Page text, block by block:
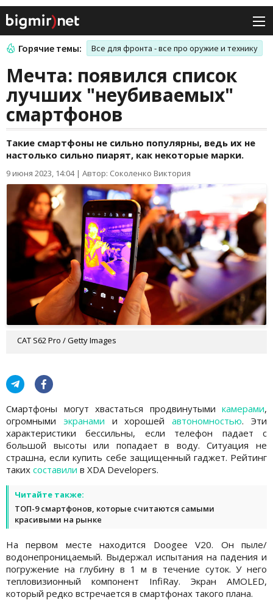
Горячие темы: Все для фронта - все про оружие и технику
Мечта: появился список
лучших "неубиваемых"
смартфонов
Такие смартфоны не сильно популярны, ведь их не
настолько сильно пиарят, как некоторые марки.
9 июня 2023, 14:04| Автор: Соколенко Виктория
CAT S62 Pro / Getty Images
Смартфоны могут хвастаться продвинутыми камерами,
огромными экранами и хорошейавтономностью. Эти
характеристики бессильны, если телефон падает с
большой высоты или попадает в воду. Ситуация не
страшна, если купить себе защищенный гаджет. Рейтинг
таких составили в XDA Developers.
Читайте также:
ТОП-9 смартфонов, которые считаются самыми
красивыми на рынке
На первом месте находится Doogee V20. Он пыле/
водонепроницаемый. Выдержал испытания на падения и
погружение на глубину в 1 м в течение суток. У него
тепловизионный компонент InfiRay. Экран AMOLED,
который редко встречается в смартфонах такого плана.